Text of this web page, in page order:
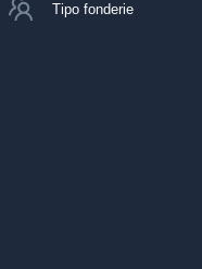
Tipo fonderie